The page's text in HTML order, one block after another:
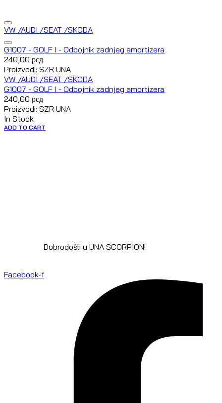
VW /AUDI /SEAT /SKODA
G1007 - GOLF I - Odbojnik zadnjeg amortizera
240,00 рсд
Proizvodi: SZR UNA
VW /AUDI /SEAT /SKODA
G1007 - GOLF I - Odbojnik zadnjeg amortizera
240,00 рсд
Proizvodi: SZR UNA
In Stock
ADD TO CART
Dobrodošli u UNA SCORPION!
Facebook-f